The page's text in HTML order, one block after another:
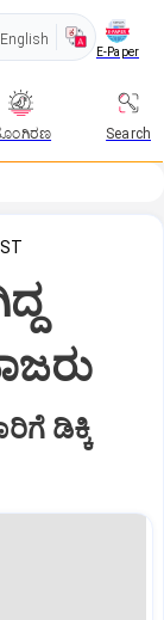
English
E-Paper
Search
ಡಿಕ್ಕಿ